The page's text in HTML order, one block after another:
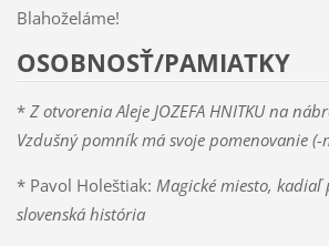
Blahoželáme!
OSOBNOSŤ/PAMIATKY
*Z otvorenia Aleje JOZEFA HNITKU na
Vzdušný pomník má svoje pomenovanie (-
* Pavol Holeštiak: Magické miesto, kadiaľ
slovenská história